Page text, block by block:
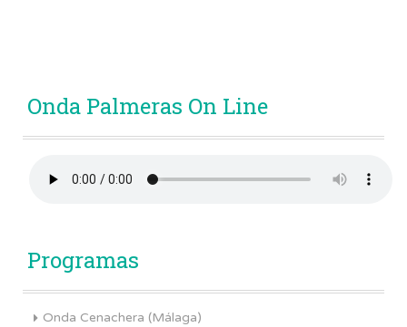
Onda Palmeras On Line
Programas
Onda Cenachera (Málaga)